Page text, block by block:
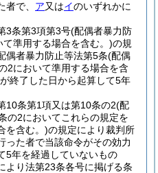
で、 ア又はイのいずれかに
3条第3項第3号(配偶者暴力防
準用する場合を含む。)の規
偶者暴力防止等法第5条(配偶
2において準用する場合を含
終了した日から起算して5年
10条第1項又は第10条の2(配
の2においてこれらの規定を
を含む。)の規定により裁判所
った者で当該命令がその効力
5年を経過していないもの
より法第23条各号に掲げる条